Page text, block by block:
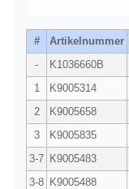
# Artikelnummer
-
K1036660B
1
K9005314
2
K9005658
3
K9005835
3-7 K9005483
3-8 K9005488